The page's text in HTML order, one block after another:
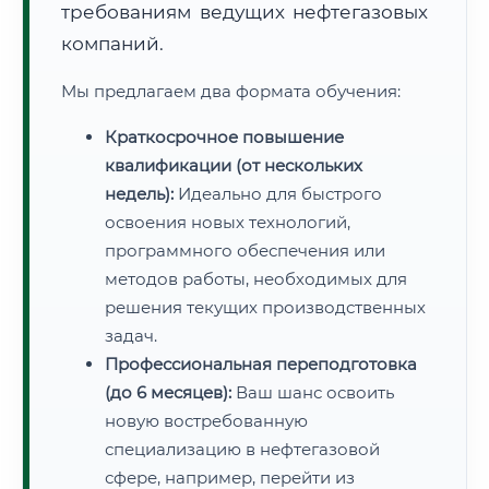
требованиям ведущих нефтегазовых
компаний.
Мы предлагаем два формата обучения:
Краткосрочное повышение
квалификации (от нескольких
недель): Идеально для быстрого
освоения новых технологий,
программного обеспечения или
методов работы, необходимых для
решения текущих производственных
задач.
Профессиональная переподготовка
(до 6 месяцев): Ваш шанс освоить
новую востребованную
специализацию в нефтегазовой
сфере, например, перейти из